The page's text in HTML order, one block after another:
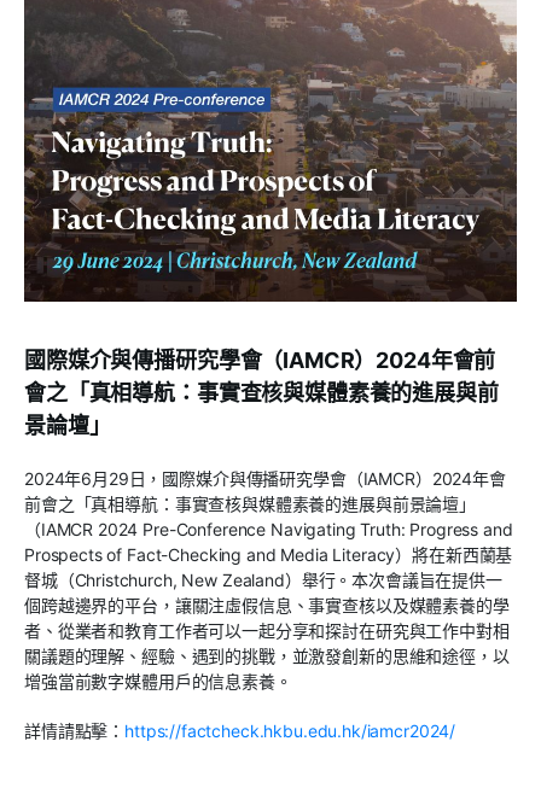
國際媒介與傳播研究學會（IAMCR）2024年會前
會之「真相導航：事實查核與媒體素養的進展與前
景論壇」
2024年6月29日，國際媒介與傳播研究學會（IAMCR）2024年會
前會之「真相導航：事實查核與媒體素養的進展與前景論壇」
（IAMCR 2024 Pre-Conference Navigating Truth: Progress and
Prospects of Fact-Checking and Media Literacy）將在新西蘭基
督城（Christchurch, New Zealand）舉行。本次會議旨在提供一
個跨越邊界的平台，讓關注虛假信息、事實查核以及媒體素養的學
者、從業者和教育工作者可以一起分享和探討在研究與工作中對相
關議題的理解、經驗、遇到的挑戰，並激發創新的思維和途徑，以
增強當前數字媒體用戶的信息素養。
詳情請點擊： https://factcheck.hkbu.edu.hk/iamcr2024/